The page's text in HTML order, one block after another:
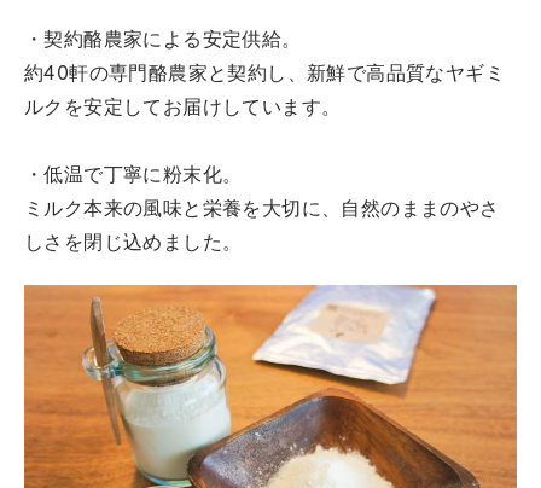
・契約酪農家による安定供給。
約40軒の専門酪農家と契約し、新鮮で高品質なヤギミ
ルクを安定してお届けしています。
・低温で丁寧に粉末化。
ミルク本来の風味と栄養を大切に、自然のままのやさ
しさを閉じ込めました。